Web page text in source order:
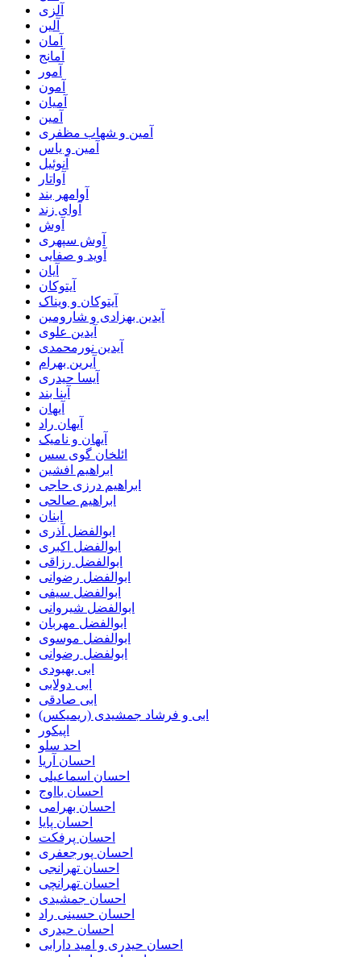
آلزی
آلین
آمان
آمانج
آمور
آمون
آمیان
آمین
آمین و شهاب مظفری
آمین و یاس
آنوئیل
آواتار
آوامهر بند
آوای زند
آوش
آوش سپهری
آوید و صفایی
آیان
آیتوکان
آیتوکان و ویناک
آیدین بهزادی و شارومین
آیدین علوی
آیدین نورمحمدی
آیرین بهرام
آیسا حیدری
آینا بند
آیهان
آیهان راد
آیهان و نامیک
ائلخان گوی سس
ابراهیم افشین
ابراهیم درزی حاجی
ابراهیم صالحی
ابنان
ابوالفضل آذری
ابوالفضل اکبری
ابوالفضل رزاقی
ابوالفضل رضوانی
ابوالفضل سیفی
ابوالفضل شیروانی
ابوالفضل مهربان
ابوالفضل موسوی
ابولفضل رضوانی
ابی بهبودی
ابی دولابی
ابی صادقی
ابی و فرشاد جمشیدی (ریمیکس)
اپیکور
احد سلو
احسان آریا
احسان اسماعیلی
احسان بااوج
احسان بهرامی
احسان پایا
احسان پرفکت
احسان پورجعفری
احسان تهرانجی
احسان تهرانچی
احسان جمشیدی
احسان حسینی راد
احسان حیدری
احسان حیدری و امید دارابی